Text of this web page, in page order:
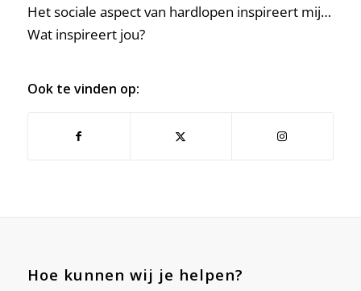
Het sociale aspect van hardlopen inspireert mij…
Wat inspireert jou?
Ook te vinden op:
Hoe kunnen wij je helpen?